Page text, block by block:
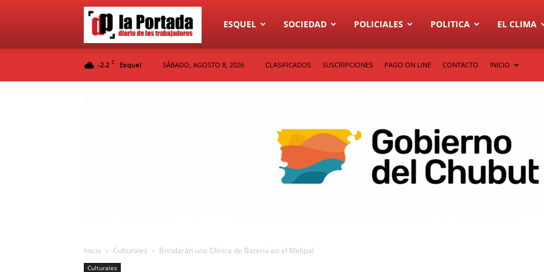
Diario
ESQUEL SOCIEDAD POLICIALES POLITICA EL CLIMA
-2.2 C Esquel SÁBADO, AGOSTO 8, 2026 CLASIFICADOS SUSCRIPCIONES PAGO ON LINE CONTACTO INICIO
Inicio Culturales Brindarán una Clínica de Batería en el Melipal
Culturales